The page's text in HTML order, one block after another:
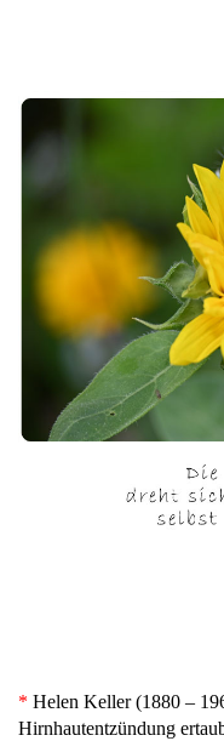
* Helen Keller (1880 –
Hirnhautentzündung